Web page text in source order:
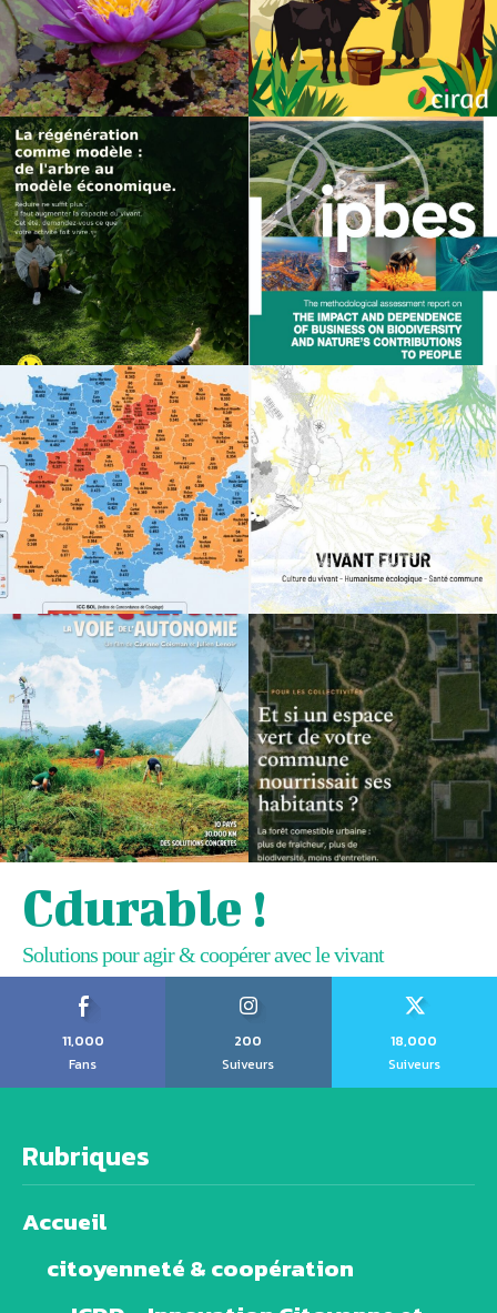
Cdurable !
Solutions pour agir & coopérer avec le vivant
11,000
Fans
200
Suiveurs
18,000
Suiveurs
Rubriques
Accueil
citoyenneté & coopération